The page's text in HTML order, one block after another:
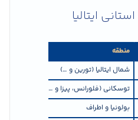
ایتالیا
منطقه
شمال ایتالیا (تورین و …)
توسکانی (فلورانس، پیزا و …)
بولونیا و اطراف